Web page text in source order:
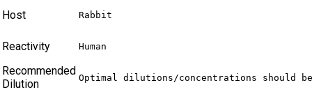
Host Rabbit
Reactivity Human
Recommended
Dilution
Optimal dilutions/concentrations should